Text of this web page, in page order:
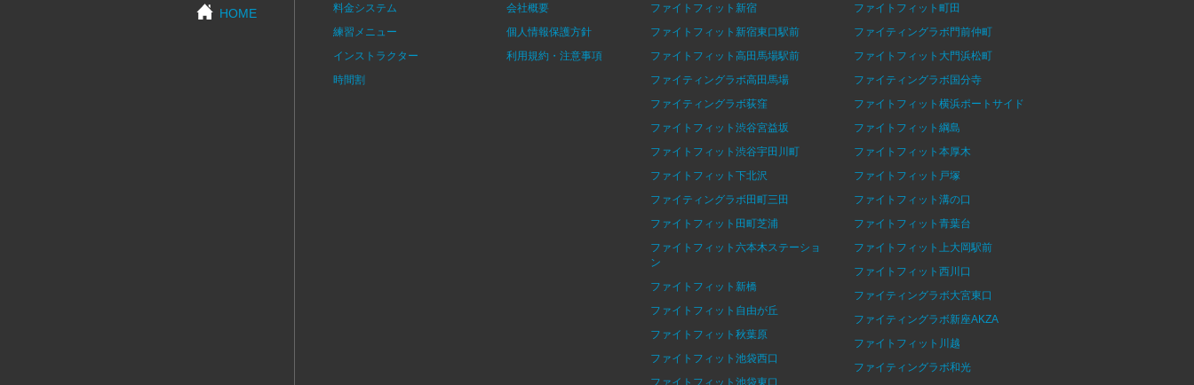
HOME
料金システム
練習メニュー
インストラクター
時間割
会社概要
個人情報保護方針
利用規約・注意事項
ファイトフィット新宿
ファイトフィット新宿東口駅前
ファイトフィット高田馬場駅前
ファイティングラボ高田馬場
ファイティングラボ荻窪
ファイトフィット渋谷宮益坂
ファイトフィット渋谷宇田川町
ファイトフィット下北沢
ファイティングラボ田町三田
ファイトフィット田町芝浦
ファイトフィット六本木ステーショ
ン
ファイトフィット新橋
ファイトフィット自由が丘
ファイトフィット秋葉原
ファイトフィット池袋西口
ファイトフィット池袋東口
ファイトフィット町田
ファイティングラボ門前仲町
ファイトフィット大門浜松町
ファイティングラボ国分寺
ファイトフィット横浜ポートサイド
ファイトフィット綱島
ファイトフィット本厚木
ファイトフィット戸塚
ファイトフィット溝の口
ファイトフィット青葉台
ファイトフィット上大岡駅前
ファイトフィット西川口
ファイティングラボ大宮東口
ファイティングラボ新座AKZA
ファイトフィット川越
ファイティングラボ和光